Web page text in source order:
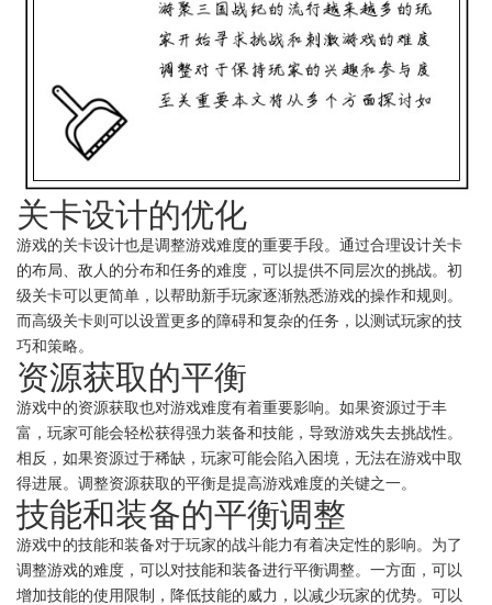
关卡设计的优化
游戏的关卡设计也是调整游戏难度的重要手段。通过合理设计关卡
的布局、敌人的分布和任务的难度，可以提供不同层次的挑战。初
级关卡可以更简单，以帮助新手玩家逐渐熟悉游戏的操作和规则。
而高级关卡则可以设置更多的障碍和复杂的任务，以测试玩家的技
巧和策略。
资源获取的平衡
游戏中的资源获取也对游戏难度有着重要影响。如果资源过于丰
富，玩家可能会轻松获得强力装备和技能，导致游戏失去挑战性。
相反，如果资源过于稀缺，玩家可能会陷入困境，无法在游戏中取
得进展。调整资源获取的平衡是提高游戏难度的关键之一。
技能和装备的平衡调整
游戏中的技能和装备对于玩家的战斗能力有着决定性的影响。为了
调整游戏的难度，可以对技能和装备进行平衡调整。一方面，可以
增加技能的使用限制，降低技能的威力，以减少玩家的优势。可以